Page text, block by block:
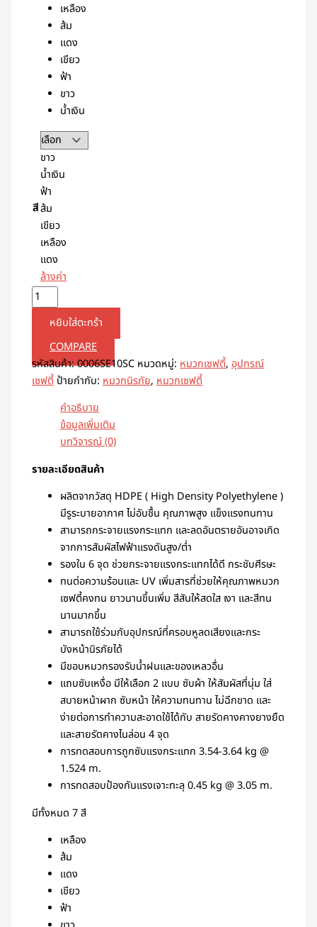
เหลือง
ส้ม
แดง
เขียว
ฟ้า
ขาว
น้ำเงิน
สี
ขาว
น้ำเงิน
ฟ้า
ส้ม
เขียว
เหลือง
แดง
ล้างค่า
หยิบใส่ตะกร้า
COMPARE
รหัสสินค้า:0006SE10SC หมวดหมู่:หมวกเซฟตี้,อุปกรณ์
เซฟตี้ ป้ายกำกับ:หมวกนิรภัย,หมวกเซฟตี้
คำอธิบาย
ข้อมูลเพิ่มเติม
บทวิจารณ์ (0)
รายละเอียดสินค้า
ผลิตจากวัสดุ HDPE ( High Density Polyethylene )
มีรูระบายอากาศ ไม่อับชื้น คุณภาพสูง แข็งแรงทนทาน
สามารถกระจายแรงกระแทก และลดอันตรายอันอาจเกิด
จากการสัมผัสไฟฟ้าแรงดันสูง/ต่ำ
รองใน 6 จุด ช่วยกระจายแรงกระแทกได้ดี กระชับศีรษะ
ทนต่อความร้อนและ UV เพิ่มสารที่ช่วยให้คุณภาพหมวก
เซฟตี้คงทน ยาวนานขึ้นเพิ่ม สีสันให้สดใส เงา และสีทน
นานมากขึ้น
สามารถใช้ร่วมกับอุปกรณ์ที่ครอบหูลดเสียงและกระ
บังหน้านิรภัยได้
มีขอบหมวกรองรับน้ำฝนและของเหลวอื่น
แถบซับเหงื่อ มีให้เลือก 2 แบบ ซับผ้า ให้สัมผัสที่นุ่ม ใส่
สบายหน้าผาก ซับหน้า ให้ความทนทาน ไม่ฉีกขาด และ
ง่ายต่อการทำความสะอาดใช้ได้กับ สายรัดคางคางยางยืด
และสายรัดคางไนล่อน 4 จุด
การทดสอบการถูกซับแรงกระแทก 3.54-3.64 kg @
1.524 m.
การทดสอบป้องกันแรงเจาะทะลุ 0.45 kg @ 3.05 m.
มีทั้งหมด 7 สี
เหลือง
ส้ม
แดง
เขียว
ฟ้า